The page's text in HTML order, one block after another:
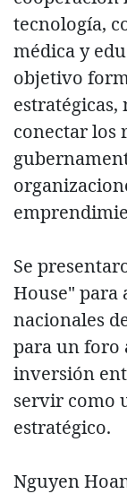
tecnología,
médica y
objetivo
conectar los
Se
House" para
nacionales
para un foro
inversión
servir como
estratégico.
Nguyen